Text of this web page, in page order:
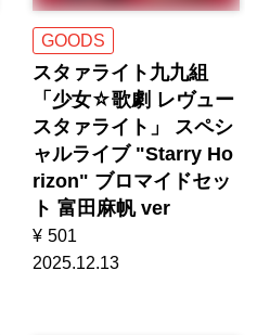
GOODS
スタァライト九九組
「少女☆歌劇 レヴュー
スタァライト」 スペシ
ャルライブ "Starry Ho
rizon" ブロマイドセッ
ト 富田麻帆 ver
¥ 501
2025.12.13